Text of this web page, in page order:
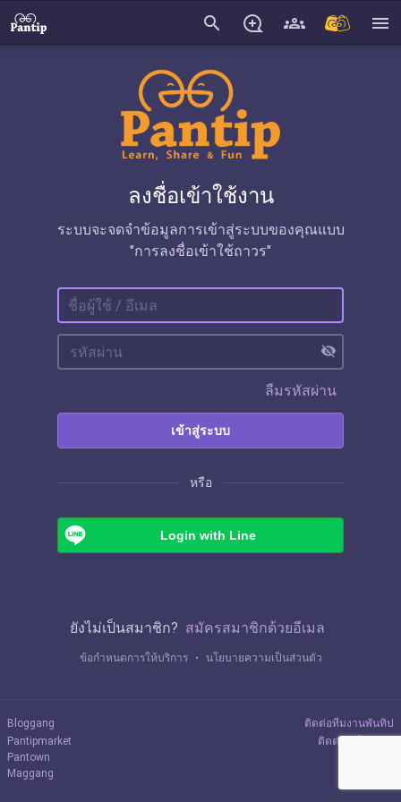
search menu
ลงชื่อเข้าใช้งาน
ระบบจะจดจำข้อมูลการเข้าสู่ระบบของคุณแบบ
"การลงชื่อเข้าใช้ถาวร"
visibility_off
ลืมรหัสผ่าน
เข้าสู่ระบบ
หรือ
Login with Line
ยังไม่เป็นสมาชิก? สมัครสมาชิกด้วยอีเมล
ข้อกำหนดการให้บริการ ・ นโยบายความเป็นส่วนตัว
Bloggang
Pantipmarket
Pantown
Maggang
ติดต่อทีมงานพันทิป
ติดต่อลงโฆษณา